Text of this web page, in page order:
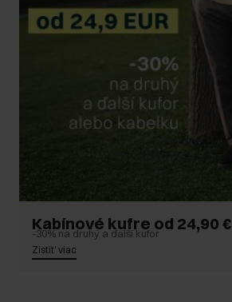
Kabínové kufre od 24,90 €
-30% na druhý a ďalší kufor
Zistit' viac